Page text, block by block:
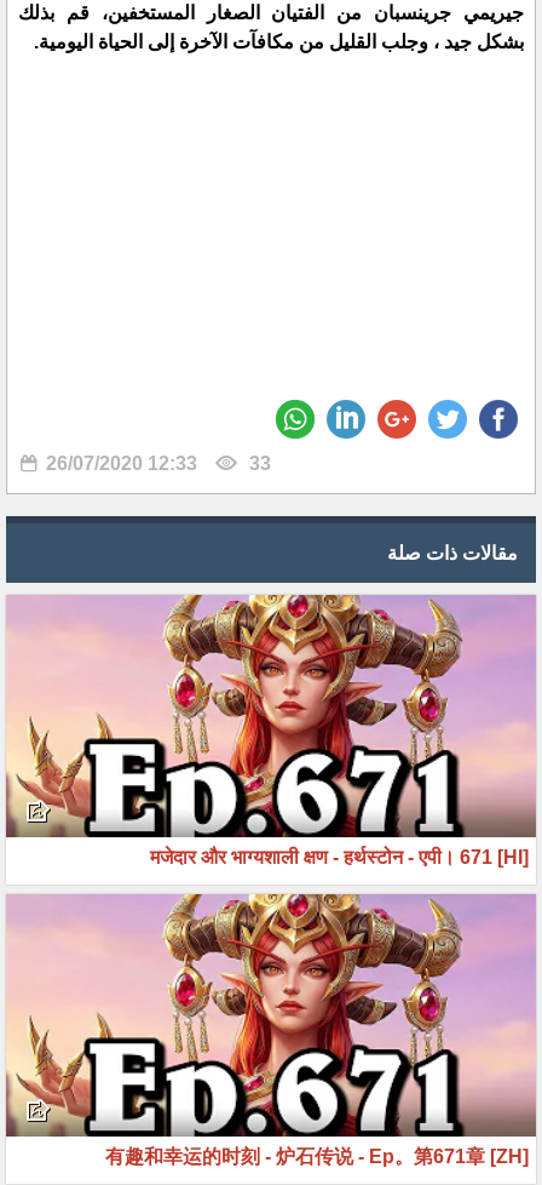
جيريمي جرينسبان من الفتيان الصغار المستخفين، قم بذلك
بشكل جيد ، وجلب القليل من مكافآت الآخرة إلى الحياة اليومية.
26/07/2020 12:33 33
مقالات ذات صلة
[HI] मजेदार और भाग्यशाली क्षण - हर्थस्टोन - एपी। 671
[ZH] 有趣和幸运的时刻 - 炉石传说 - Ep。第671章